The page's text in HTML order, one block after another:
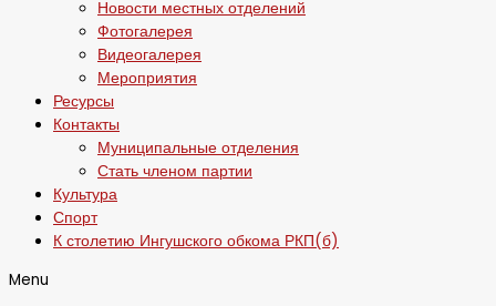
Новости местных отделений
Фотогалерея
Видеогалерея
Мероприятия
Ресурсы
Контакты
Муниципальные отделения
Стать членом партии
Культура
Спорт
К столетию Ингушского обкома РКП(б)
Menu